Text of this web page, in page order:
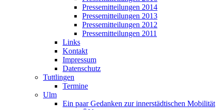
Pressemitteilungen 2014
Pressemitteilungen 2013
Pressemitteilungen 2012
Pressemitteilungen 2011
Links
Kontakt
Impressum
Datenschutz
Tuttlingen
Termine
Ulm
Ein paar Gedanken zur innerstädtischen Mobilität